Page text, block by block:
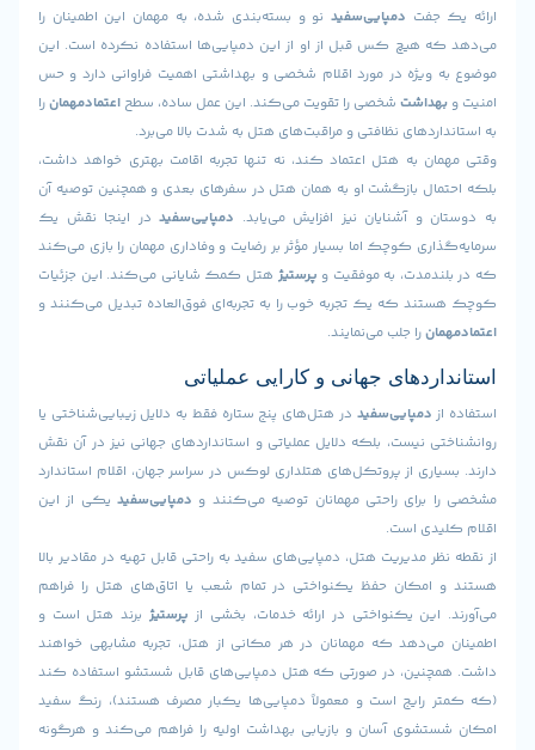
دمپایی‌سفیدنو و بسته‌بندی شده، به مهمان این اطمینان را
کس قبل از او از این دمپایی‌ها استفاده نکرده است. این
در مورد اقلام شخصی و بهداشتی اهمیت فراوانی دارد و حس
شخصی را تقویت می‌کند. این عمل ساده، سطحاعتماد‌مهمانرا
نظافتی و مراقبت‌های هتل به شدت بالا می‌برد.
به هتل اعتماد کند، نه تنها تجربه اقامت بهتری خواهد داشت،
بازگشت او به همان هتل در سفرهای بعدی و همچنین توصیه آن
و آشنایان نیز افزایش می‌یابد. دمپایی‌سفیددر اینجا نقش یک
کوچک اما بسیار مؤثر بر رضایت و وفاداری مهمان را بازی می‌کند
به موفقیت وپرستیژهتل کمک شایانی می‌کند. این جزئیات
که یک تجربه خوب را به تجربه‌ای فوق‌العاده تبدیل می‌کنند و
را جلب می‌نمایند.
جهانی و کارایی عملیاتی
دمپایی‌سفیددر هتل‌های پنج ستاره فقط به دلایل زیبایی‌شناختی یا
نیست، بلکه دلایل عملیاتی و استانداردهای جهانی نیز در آن نقش
از پروتکل‌های هتلداری لوکس در سراسر جهان، اقلام استاندارد
راحتی مهمانان توصیه می‌کنند ودمپایی‌سفیدیکی از این
است.
مدیریت هتل، دمپایی‌های سفید به راحتی قابل تهیه در مقادیر بالا
حفظ یکنواختی در تمام شعب یا اتاق‌های هتل را فراهم
یکنواختی در ارائه خدمات، بخشی ازپرستیژ برند هتل است و
که مهمانان در هر مکانی از هتل، تجربه مشابهی خواهند
در صورتی که هتل دمپایی‌های قابل شستشو استفاده کند
است و معمولاً دمپایی‌ها یکبار مصرف هستند)، رنگ سفید
آسان و بازیابی بهداشت اولیه را فراهم می‌کند و هرگونه